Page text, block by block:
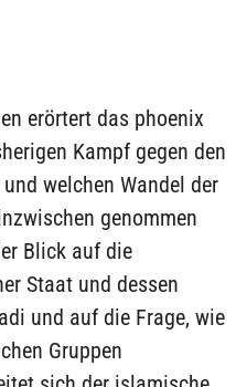
erörtert das phoenix
Kampf gegen den
welchen Wandel der
genommen
Blick auf die
Staat und dessen
und auf die Frage, wie
Gruppen